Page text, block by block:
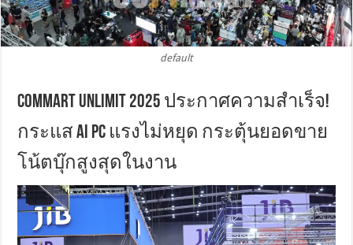
default
COMMART UNLIMIT 2025 ประกาศความสำเร็จ!
กระแส AI PC แรงไม่หยุด กระตุ้นยอดขาย
โน้ตบุ๊กสูงสุดในงาน